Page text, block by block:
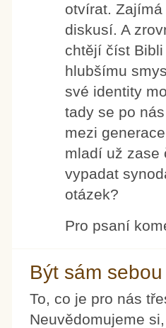
otvírat.
diskusí. A
chtějí číst
hlubšímu
své identity
tady se po
mezi
mladí už zase
vypadat
otázek?
Pro psaní
Být sám sebou
To, co je pro nás
Neuvědomujeme